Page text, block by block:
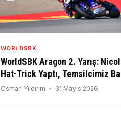
WORLDSBK
WorldSBK Aragon 2. Yarış:
Hat-Trick Yaptı, Temsilcimiz
Sofuoğlu 16. Sırada Tamamladı!
Osman Yıldırım 31 Mayıs 2026